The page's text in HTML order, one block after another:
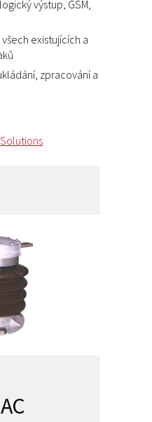
výstup, GSM,
existujících a
zpracování a